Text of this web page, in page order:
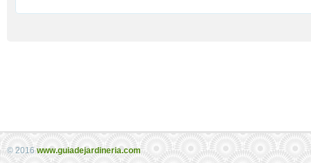
© 2016www.guiadejardineria.com